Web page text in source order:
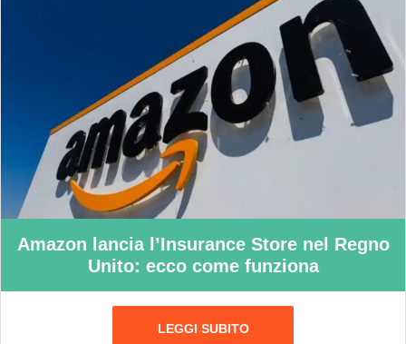
Amazon lancia l’Insurance Store nel Regno
Unito: ecco come funziona
LEGGI SUBITO